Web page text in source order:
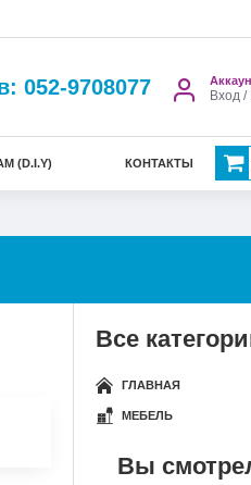
052-9708077 Вход /
(D.I.Y) КОНТАКТЫ
Все
ГЛАВНАЯ
МЕБЕЛЬ
Вы